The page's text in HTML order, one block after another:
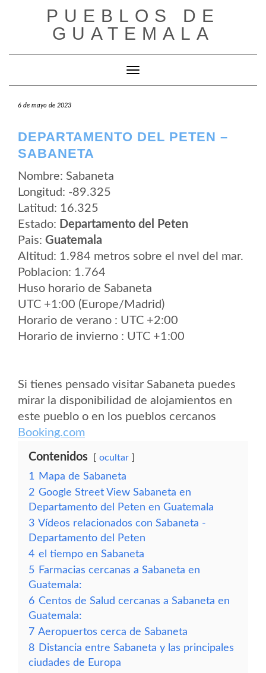
PUEBLOS DE
GUATEMALA
Cambiar modo de navegación
6 de mayo de 2023
DEPARTAMENTO DEL PETEN –
SABANETA
Nombre: Sabaneta
Longitud: -89.325
Latitud: 16.325
Estado: Departamento del Peten
Pais: Guatemala
Altitud: 1.984 metros sobre el nvel del mar.
Poblacion: 1.764
Huso horario de Sabaneta
UTC +1:00 (Europe/Madrid)
Horario de verano : UTC +2:00
Horario de invierno : UTC +1:00
Si tienes pensado visitar Sabaneta puedes
mirar la disponibilidad de alojamientos en
este pueblo o en los pueblos cercanos
Booking.com
Contenidos ocultar
1
Mapa de Sabaneta
2 Google Street View Sabaneta en
Departamento del Peten en Guatemala
3 Vídeos relacionados con Sabaneta -
Departamento del Peten
4 el tiempo en Sabaneta
5 Farmacias cercanas a Sabaneta en
Guatemala:
6 Centos de Salud cercanas a Sabaneta en
Guatemala:
7 Aeropuertos cerca de Sabaneta
8 Distancia entre Sabaneta y las principales
ciudades de Europa